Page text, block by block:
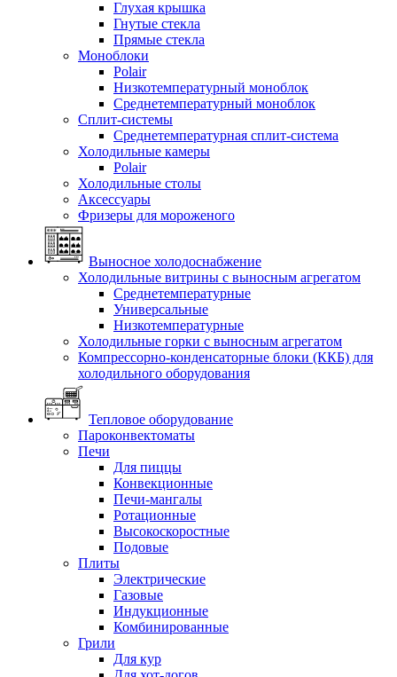
Глухая крышка
Гнутые стекла
Прямые стекла
Моноблоки
Polair
Низкотемпературный моноблок
Среднетемпературный моноблок
Сплит-системы
Среднетемпературная сплит-система
Холодильные камеры
Polair
Холодильные столы
Аксессуары
Фризеры для мороженого
Выносное холодоснабжение
Холодильные витрины с выносным агрегатом
Среднетемпературные
Универсальные
Низкотемпературные
Холодильные горки с выносным агрегатом
Компрессорно-конденсаторные блоки (ККБ) для
холодильного оборудования
Тепловое оборудование
Пароконвектоматы
Печи
Для пиццы
Конвекционные
Печи-мангалы
Ротационные
Высокоскоростные
Подовые
Плиты
Электрические
Газовые
Индукционные
Комбинированные
Грили
Для кур